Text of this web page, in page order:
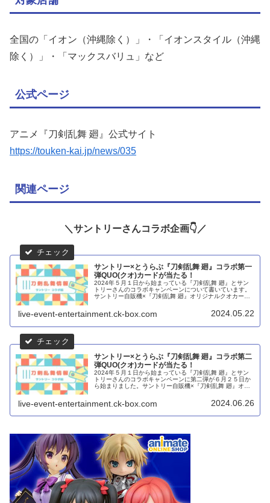
全国の「イオン（沖縄除く）」・「イオンスタイル（沖縄
除く）」・「マックスバリュ」など
公式ページ
アニメ『刀剣乱舞 廻』公式サイト
https://touken-kai.jp/news/035
関連ページ
＼サントリーさんコラボ企画👇／
サントリー×とうらぶ『刀剣乱舞 廻』コラボ第一
弾QUO(クオ)カードが当たる！
2024年５月１日から始まっている『刀剣乱舞 廻』とサン
トリーさんのコラボキャンペーンについて書いています。
サントリー自販機×『刀剣乱舞 廻』オリジナルクオカード
る自動販売機が...
live-event-entertainment.ck-box.com 2024.05.22
サントリー×とうらぶ『刀剣乱舞 廻』コラボ第二
弾QUO(クオ)カードが当たる！
2024年５月１日から始まっている『刀剣乱舞 廻』とサン
トリーさんのコラボキャンペーンに第二弾が６月２５日か
ら始まりました。サントリー自販機×『刀剣乱舞 廻』オリ
live-event-entertainment.ck-box.com 2024.06.26